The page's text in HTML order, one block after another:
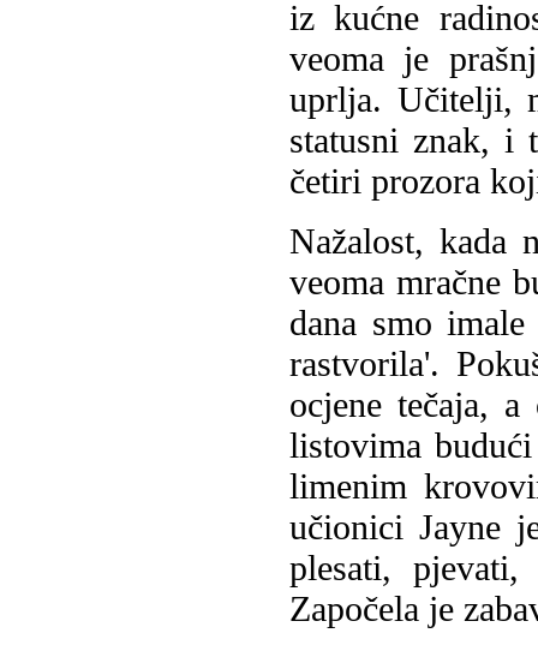
iz kućne
veoma je
uprlja. Učitelji,
statusni znak, i
četiri prozora
Nažalost, kada
veoma mračne
dana smo
rastvorila'.
ocjene tečaja,
listovima
limenim
učionici Jayne
plesati,
Započela je